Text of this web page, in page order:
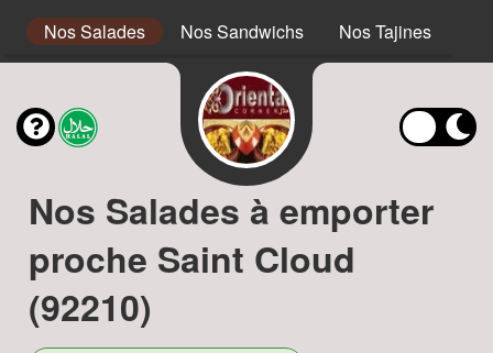
Nos Salades Nos Sandwichs Nos Tajines
Nos Salades à emporter
proche Saint Cloud
(92210)